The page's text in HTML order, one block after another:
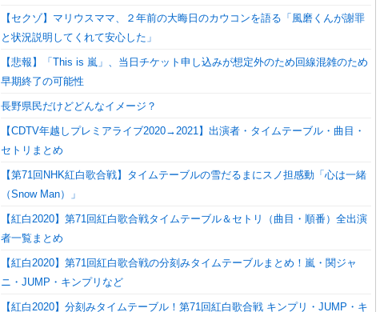
【セクゾ】マリウスママ、２年前の大晦日のカウコンを語る「風磨くんが謝罪
と状況説明してくれて安心した」
【悲報】「This is 嵐」、当日チケット申し込みが想定外のため回線混雑のため
早期終了の可能性
長野県民だけどどんなイメージ？
【CDTV年越しプレミアライブ2020→2021】出演者・タイムテーブル・曲目・
セトリまとめ
【第71回NHK紅白歌合戦】タイムテーブルの雪だるまにスノ担感動「心は一緒
（Snow Man）」
【紅白2020】第71回紅白歌合戦タイムテーブル＆セトリ（曲目・順番）全出演
者一覧まとめ
【紅白2020】第71回紅白歌合戦の分刻みタイムテーブルまとめ！嵐・関ジャ
ニ・JUMP・キンプリなど
【紅白2020】分刻みタイムテーブル！第71回紅白歌合戦 キンプリ・JUMP・キ